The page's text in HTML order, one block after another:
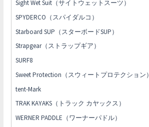
Sight Wet Suit（サイトウェットスーツ）
SPYDERCO（スパイダルコ）
Starboard SUP（スターボードSUP）
Strapgear（ストラップギア）
SURF8
Sweet Protection（スウィートプロテクション）
tent-Mark
TRAK KAYAKS（トラック カヤックス）
WERNER PADDLE（ワーナーパドル）